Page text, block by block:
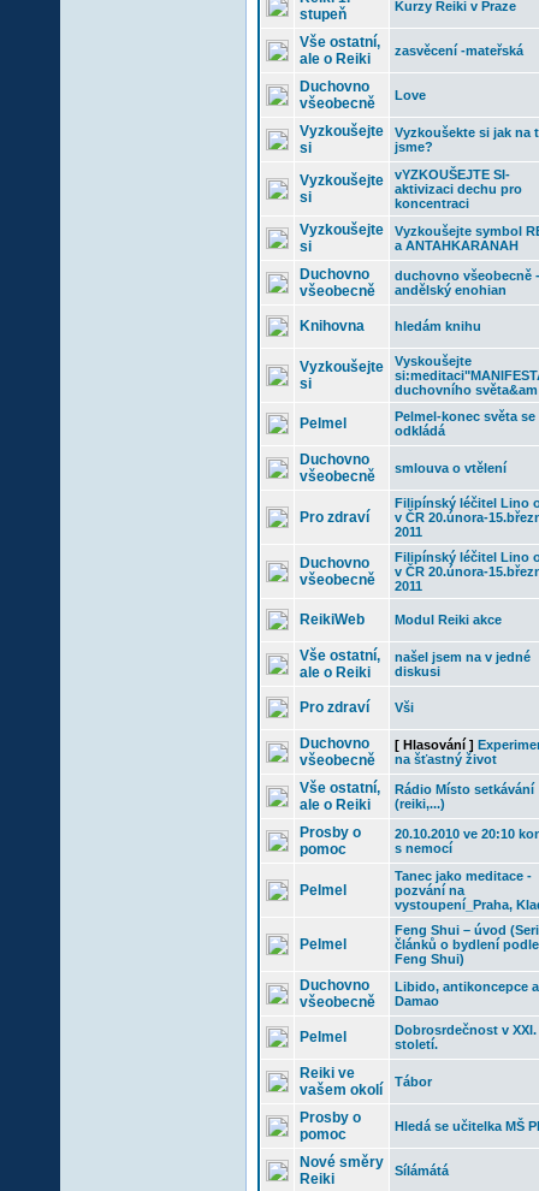
stupeň
Kurzy Reiki v Praze
Vše ostatní,
ale o Reiki
zasvěcení -mateřská
Duchovno
všeobecně
Love
Vyzkoušejte
si
Vyzkoušekte si jak na
jsme?
Vyzkoušejte
si
vYZKOUŠEJTE SI-
aktivizaci dechu pro
koncentraci
Vyzkoušejte
si
Vyzkoušejte symbol
a ANTAHKARANAH
Duchovno
všeobecně
duchovno všeobecně -
andělský enohian
Knihovna hledám knihu
Vyzkoušejte
si
Vyskoušejte
duchovního světa&am
Pelmel
Pelmel-konec světa se
odkládá
Duchovno
všeobecně
smlouva o vtělení
Pro zdraví
Filipínský léčitel Lino
v ČR 20.února-
2011
Duchovno
všeobecně
Filipínský léčitel Lino
v ČR 20.února-
2011
ReikiWeb Modul Reiki akce
Vše ostatní,
ale o Reiki
našel jsem na v jedné
diskusi
Pro zdraví Vši
Duchovno
všeobecně
[ Hlasování ]
na šťastný život
Vše ostatní,
ale o Reiki
Rádio Místo setkávání
(reiki,...)
Prosby o
pomoc
20.10.2010 ve 20:10
s nemocí
Pelmel
Tanec jako meditace -
pozvání na
vystoupení_Praha,
Pelmel
Feng Shui – úvod
článků o bydlení podle
Feng Shui)
Duchovno
všeobecně
Libido, antikoncepce a
Damao
Pelmel
Dobrosrdečnost v XXI.
století.
Reiki ve
vašem okolí
Tábor
Prosby o
pomoc
Hledá se učitelka MŠ
Nové směry
Reiki
Sílámátá